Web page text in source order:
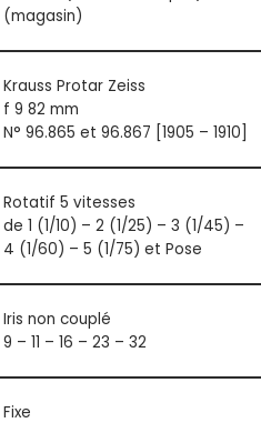
(magasin)
Krauss Protar Zeiss
f 9 82 mm
N° 96.865 et 96.867 [1905 – 1910]
Rotatif 5 vitesses
de 1 (1/10) – 2 (1/25) – 3 (1/45) –
4 (1/60) – 5 (1/75) et Pose
Iris non couplé
9 – 11 – 16 – 23 – 32
Fixe